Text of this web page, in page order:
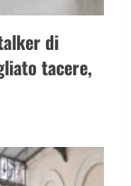
di
tacere,